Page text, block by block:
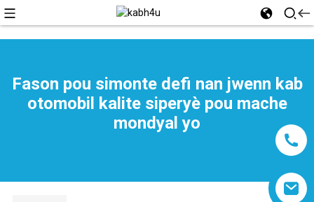
Fason pou simonte defi nan jwenn kab
otomobil kalite siperyè pou mache
mondyal yo